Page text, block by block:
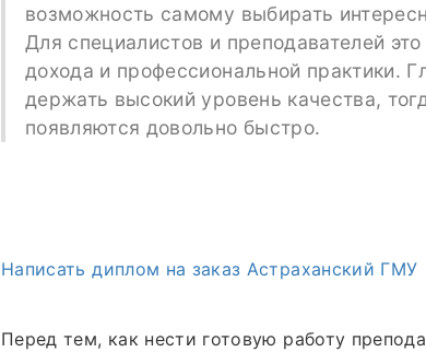
возможность самому выбирать
Для специалистов и преподавателей
дохода и профессиональной практики.
держать высокий уровень качества,
появляются довольно быстро.
Написать диплом на заказ Астраханский ГМУ
Перед тем, как нести готовую работу